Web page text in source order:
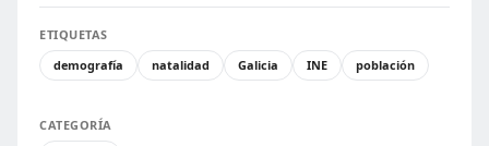
ETIQUETAS
demografía
natalidad Galicia INE población
CATEGORÍA